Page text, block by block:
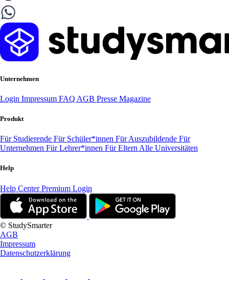
Unternehmen
Login Impressum FAQ AGB Presse Magazine
Produkt
Für Studierende Für Schüler*innen Für Auszubildende Für
Unternehmen Für Lehrer*innen Für Eltern Alle Universitäten
Help
Help CenterPremium Login
© StudySmarter
AGB
Impressum
Datenschutzerklärung